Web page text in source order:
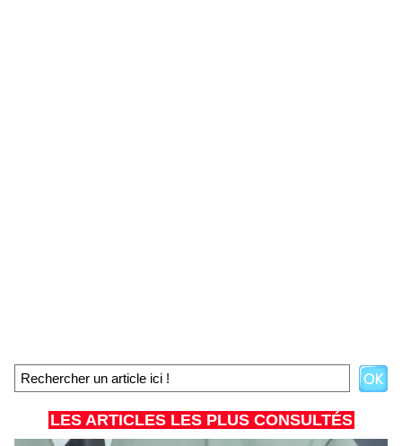
LES ARTICLES LES PLUS CONSULTÉS